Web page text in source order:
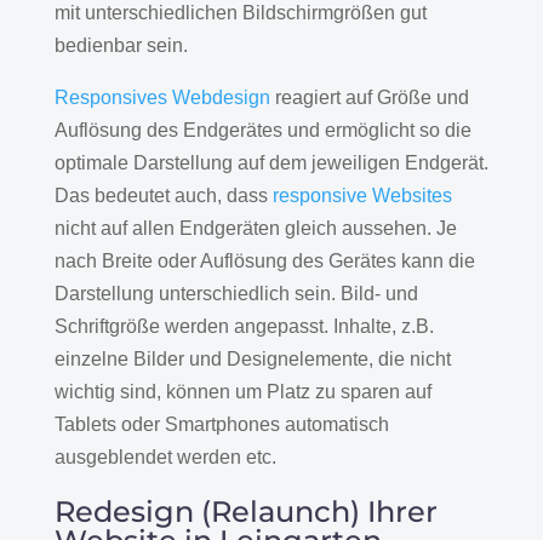
mit unterschiedlichen Bildschirmgrößen gut
bedienbar sein.
Responsives Webdesign reagiert auf Größe und
Auflösung des Endgerätes und ermöglicht so die
optimale Darstellung auf dem jeweiligen Endgerät.
Das bedeutet auch, dass responsive Websites
nicht auf allen Endgeräten gleich aussehen. Je
nach Breite oder Auflösung des Gerätes kann die
Darstellung unterschiedlich sein. Bild- und
Schriftgröße werden angepasst. Inhalte, z.B.
einzelne Bilder und Designelemente, die nicht
wichtig sind, können um Platz zu sparen auf
Tablets oder Smartphones automatisch
ausgeblendet werden etc.
Redesign (Relaunch) Ihrer